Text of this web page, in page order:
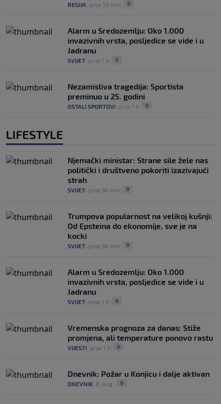
REGIJA prije 53 min 0
Alarm u Sredozemlju: Oko 1.000
invazivnih vrsta, posljedice se vide i u
Jadranu
SVIJET prije 1 h 0
Nezamisliva tragedija: Sportista
preminuo u 25. godini
OSTALI SPORTOVI prije 1 h 0
LIFESTYLE
Njemački ministar: Strane sile žele nas
politički i društveno pokoriti izazivajući
strah
SVIJET prije 56 min 0
Trumpova popularnost na velikoj kušnji:
Od Epsteina do ekonomije, sve je na
kocki
SVIJET prije 58 min 0
Alarm u Sredozemlju: Oko 1.000
invazivnih vrsta, posljedice se vide i u
Jadranu
SVIJET prije 1 h 0
Vremenska prognoza za danas: Stiže
promjena, ali temperature ponovo rastu
VIJESTI prije 1 h 0
Dnevnik: Požar u Konjicu i dalje aktivan
DNEVNIK 8. aug. 0